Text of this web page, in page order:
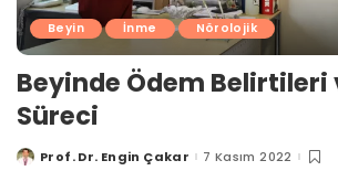
Beyin İnme Nörolojik
Beyinde Ödem Belirtileri
Süreci
PostedProf. Dr. Engin Çakar 7 Kasım 2022